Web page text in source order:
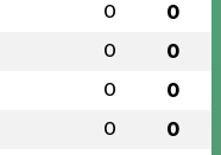
0 0
0 0
0 0
0 0